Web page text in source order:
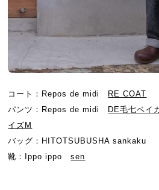
コート：Repos de midi RE COAT
パンツ：Repos de midi DE毛七ベイ
イズM
バッグ：HITOTSUBUSHA sankaku
靴：Ippo ipposen